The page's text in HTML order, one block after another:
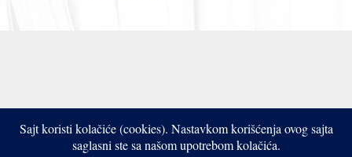
Copyright © 2017- 2026 Bistrooki
Sajt koristi kolačiće (cookies). Nastavkom korišćenja ovog sajta
saglasni ste sa našom upotrebom kolačića.